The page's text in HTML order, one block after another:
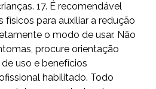
17. É recomendável
físicos para auxiliar a redução
o modo de usar. Não
procure orientação
uso e benefícios
habilitado. Todo